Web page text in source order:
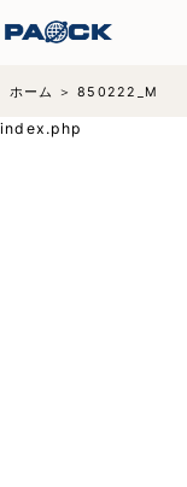
ホーム 850222_M
index.php